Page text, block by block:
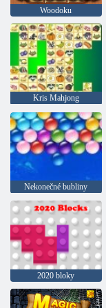
Woodoku
Kris Mahjong
Nekonečné bubliny
2020 bloky